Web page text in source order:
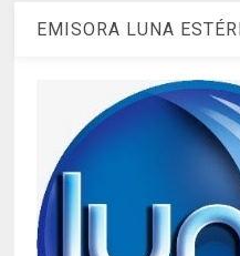
EMISORA LUNA